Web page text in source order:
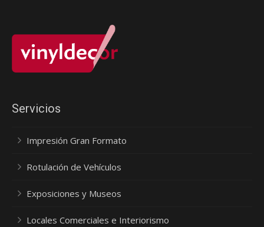
Servicios
Impresión Gran Formato
Rotulación de Vehículos
Exposiciones y Museos
Locales Comerciales e Interiorismo